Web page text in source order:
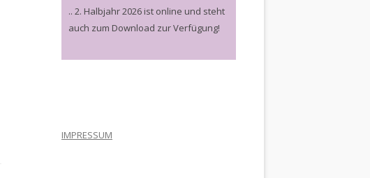
.. 2. Halbjahr 2026 ist online und steht
auch zum Download zur Verfügung!
IMPRESSUM